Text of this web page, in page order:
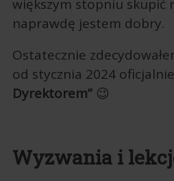
większym stopniu skupić
naprawdę jestem dobry.
Ostatecznie
od stycznia 2024
Dyrektorem”😉
Wyzwania i